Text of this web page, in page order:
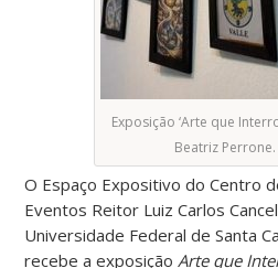
Exposição ‘Arte que
Beatriz Perrone.
O Espaço Expositivo do Centro
Eventos Reitor Luiz Carlos
Universidade Federal de Santa
recebe a exposiçãoArte que